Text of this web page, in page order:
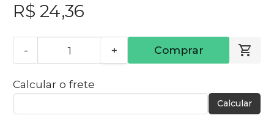
R$ 24,36
- + Comprar
Calcular o frete
Calcular